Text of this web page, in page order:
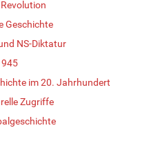
Geschichte
NS-Diktatur
im 20. Jahrhundert
Zugriffe